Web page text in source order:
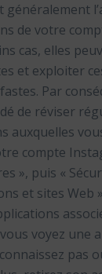
généralement
de votre
cas, elles
et exploiter
Par
de réviser
auxquelles
compte
», puis «
et sites Web
voyez une
pas